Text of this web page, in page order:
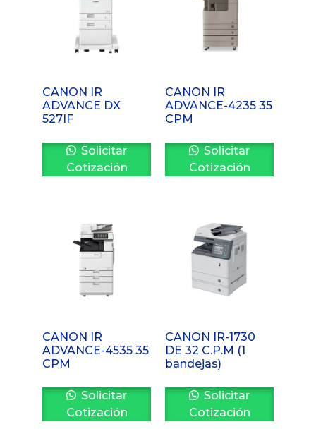
CANON IR
ADVANCE DX
527IF
Solicitar
Cotización
CANON IR
ADVANCE-4235 35
CPM
Solicitar
Cotización
CANON IR
ADVANCE-4535 35
CPM
Solicitar
Cotización
CANON IR-1730
DE 32 C.P.M (1
bandejas)
Solicitar
Cotización